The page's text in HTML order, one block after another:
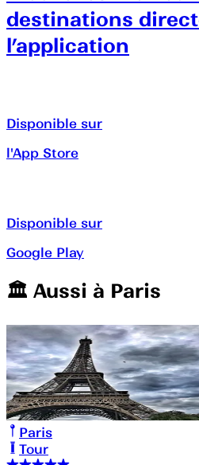
destinations
l’application
Disponible sur
l'App Store
Disponible sur
Google Play
🏛️️ Aussi à Paris
Paris
Tour